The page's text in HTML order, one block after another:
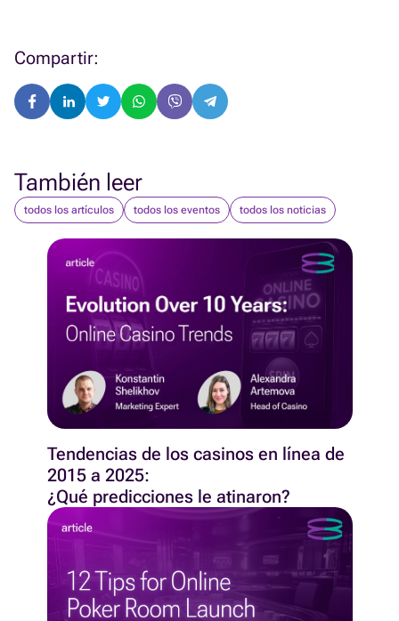
Compartir:
También leer
todos los artículos todos los eventos todos los noticias
Tendencias de los casinos en línea de
2015 a 2025:
¿Qué predicciones le atinaron?